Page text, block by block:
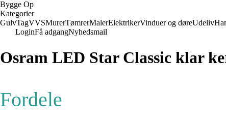
Bygge Op
Kategorier
GulvTagVVSMurerTømrerMalerElektrikerVinduer og døreUdeliv
LoginFå adgangNyhedsmail
Osram LED Star Classic klar
Fordele